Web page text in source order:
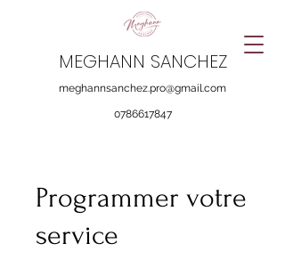
MEGHANN SANCHEZ
meghannsanchez.pro@gmail.com
0786617847
Programmer votre
service